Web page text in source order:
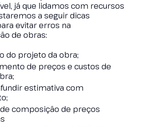
já que lidamos com recursos
a seguir dicas
evitar erros na
de obras:
do projeto da obra;
de preços e custos de
estimativa com
de composição de preços